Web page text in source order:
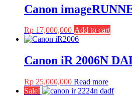
Rp 12,500,000.Rp
Canon
Rp 17,000,000 Add to cart
Canon iR 2006N
Rp 25,000,000 Read more
Sale!